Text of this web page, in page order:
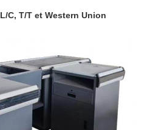
L/C, T/T et Western Union